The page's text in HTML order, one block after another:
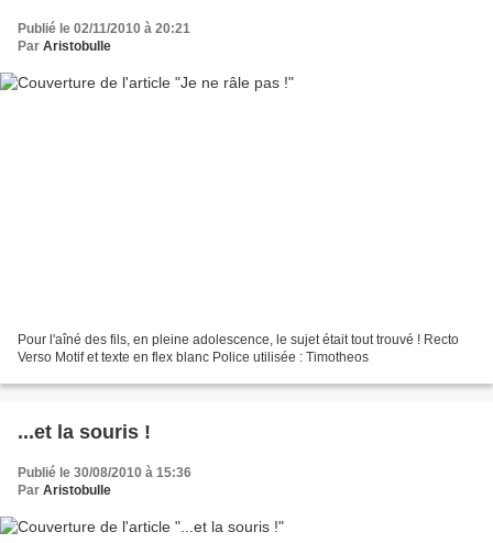
Publié le 02/11/2010 à 20:21
Par Aristobulle
Pour l'aîné des fils, en pleine adolescence, le sujet était tout trouvé ! Recto
Verso Motif et texte en flex blanc Police utilisée : Timotheos
...et la souris !
Publié le 30/08/2010 à 15:36
Par Aristobulle